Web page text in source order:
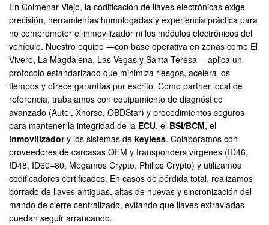
En Colmenar Viejo, la codificación de llaves electrónicas exige
precisión, herramientas homologadas y experiencia práctica para
no comprometer el inmovilizador ni los módulos electrónicos del
vehículo. Nuestro equipo —con base operativa en zonas como El
Vivero, La Magdalena, Las Vegas y Santa Teresa— aplica un
protocolo estandarizado que minimiza riesgos, acelera los
tiempos y ofrece garantías por escrito. Como partner local de
referencia, trabajamos con equipamiento de diagnóstico
avanzado (Autel, Xhorse, OBDStar) y procedimientos seguros
para mantener la integridad de la ECU, el BSI/BCM, el
inmovilizadory los sistemas de keyless. Colaboramos con
proveedores de carcasas OEM y transponders vírgenes (ID46,
ID48, ID60–80, Megamos Crypto, Philips Crypto) y utilizamos
codificadores certificados. En casos de pérdida total, realizamos
borrado de llaves antiguas, altas de nuevas y sincronización del
mando de cierre centralizado, evitando que llaves extraviadas
puedan seguir arrancando.